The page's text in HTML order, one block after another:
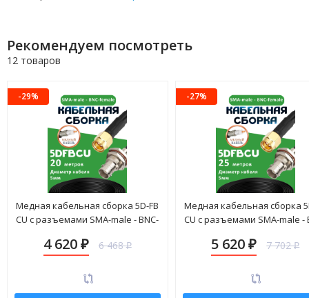
Рекомендуем посмотреть
12 товаров
-29%
Медная кабельная сборка 5D-FB
CU с разъемами SMA-male - BNC-
4 620 ₽ 6 468₽
-27%
Медная кабельная сборка
CU с разъемами SMA-male -
5 620₽ 7 702₽